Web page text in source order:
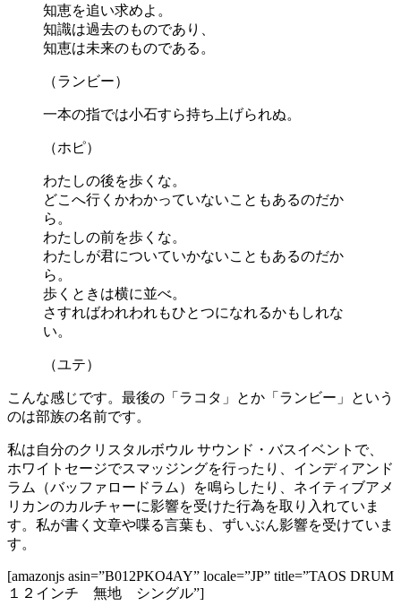
知恵を追い求めよ。
知識は過去のものであり、
知恵は未来のものである。
（ランビー）
一本の指では小石すら持ち上げられぬ。
（ホピ）
わたしの後を歩くな。
どこへ行くかわかっていないこともあるのだか
ら。
わたしの前を歩くな。
わたしが君についていかないこともあるのだか
ら。
歩くときは横に並べ。
さすればわれわれもひとつになれるかもしれな
い。
（ユテ）
こんな感じです。最後の「ラコタ」とか「ランビー」という
のは部族の名前です。
私は自分のクリスタルボウル サウンド・バスイベントで、
ホワイトセージでスマッジングを行ったり、インディアンド
ラム（バッファロードラム）を鳴らしたり、ネイティブアメ
リカンのカルチャーに影響を受けた行為を取り入れていま
す。私が書く文章や喋る言葉も、ずいぶん影響を受けていま
す。
[amazonjs asin=”B012PKO4AY” locale=”JP” title=”TAOS DRUM
１２インチ 無地 シングル”]